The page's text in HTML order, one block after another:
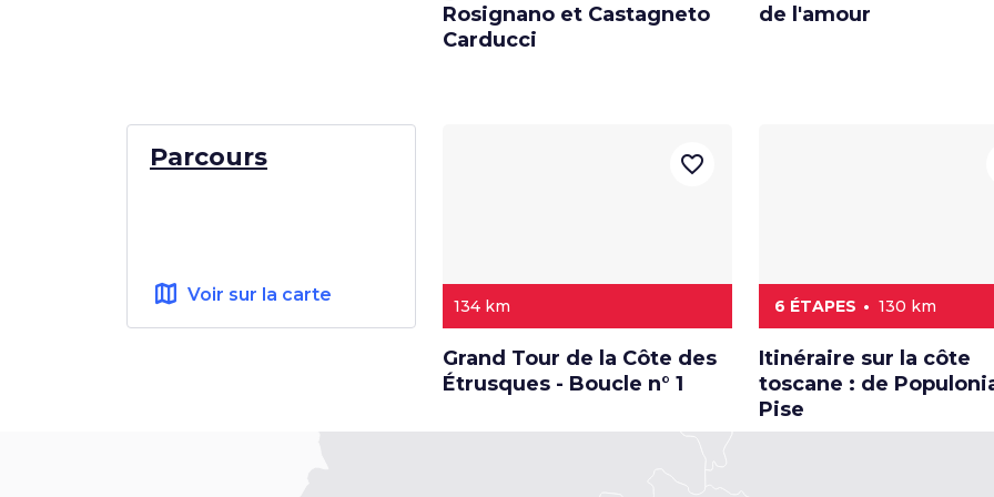
Rosignano et Castagneto
Carducci
de l'amour
Parcours
map Voir sur la carte
134 km
Grand Tour de la Côte des
Étrusques - Boucle n° 1
favorite_border
6 ÉTAPES 130 km
Itinéraire sur la côte
toscane : de
Pise